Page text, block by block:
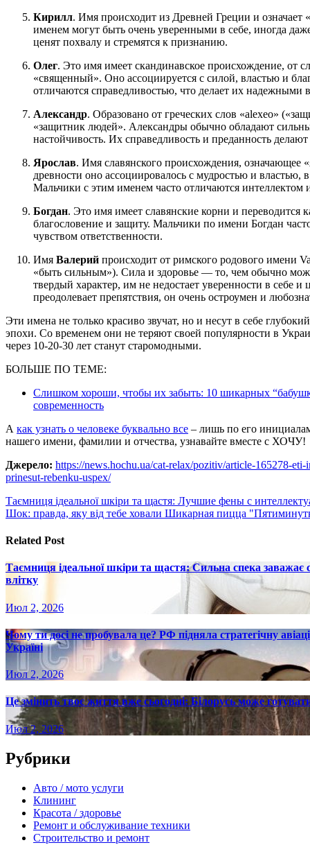
Кирилл. Имя происходит из Древней Греции и
именем могут быть очень уверенными в себе, иногда
ценят похвалу и стремятся к признанию.
Олег. Это имя имеет скандинавское происхождение, от
«священный». Оно ассоциируется с силой, властью и
отличаются справедливостью, что делает их надежными
Александр. Образовано от греческих слов «alexeo»
«защитник людей». Александры обычно обладают
настойчивость. Их справедливость и преданность
Ярослав. Имя славянского происхождения, означающее
древности оно ассоциировалось с мудростью и властью,
Мальчики с этим именем часто отличаются интеллектом
Богдан. Это имя имеет славянские корни и
благословение и защиту. Мальчики по имени Богдан
чувством ответственности.
Имя Валерий происходит от римского родового имени
«быть сильным»). Сила и здоровье — то, чем обычно
твердый характер, им не недостает уверенности в себе
преодолевает препятствия, он очень остроумен и
Эти имена не только красиво звучат, но и несут в себе
эпохи. Со временем они не теряют своей популярности в
через 10-20-30 лет станут старомодными.
БОЛЬШЕ ПО ТЕМЕ:
Слишком хороши, чтобы их забыть: 10 шикарных
современность
А как узнать о человеке буквально все – лишь по его
нашего имени, фамилии и отчества, узнавайте вместе с ХОЧУ!
Джерело: https://news.hochu.ua/cat-relax/pozitiv/article-165278-
prinesut-rebenku-uspex/
Навигация
по
записям
Таємниця ідеальної шкіри та щастя: Лучшие фены с
Шок: правда, яку від тебе ховали Шикарная пицца
Related Post
Таємниця ідеальної шкіри та щастя: Сильна спека
влітку
Июл 2, 2026
Чому ти досі не пробувала це? РФ підняла стратегічну
Україні
Июл 2, 2026
Це змінить твоє життя вже сьогодні: Білорусь може
Июл 2, 2026
Рубрики
Авто / мото услуги
Клининг
Красота / здоровье
Ремонт и обслуживание техники
Строительство и ремонт